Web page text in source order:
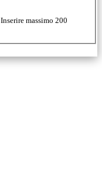
Inserire massimo 200